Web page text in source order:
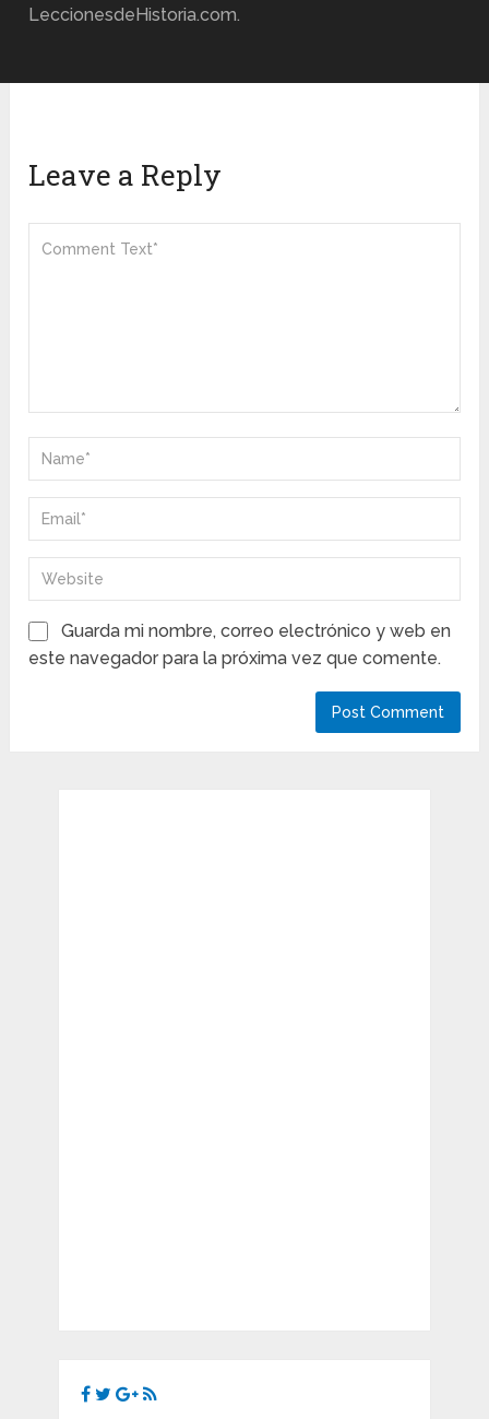
LeccionesdeHistoria.com.
Leave a Reply
Guarda mi nombre, correo electrónico y web en
este navegador para la próxima vez que comente.